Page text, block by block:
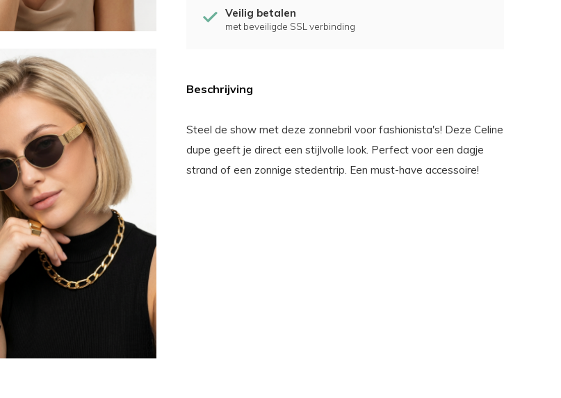
Veilig betalen
met beveiligde SSL verbinding
Beschrijving
Steel de show met deze zonnebril voor fashionista's! Deze Celine
dupe geeft je direct een stijlvolle look. Perfect voor een dagje
strand of een zonnige stedentrip. Een must-have accessoire!